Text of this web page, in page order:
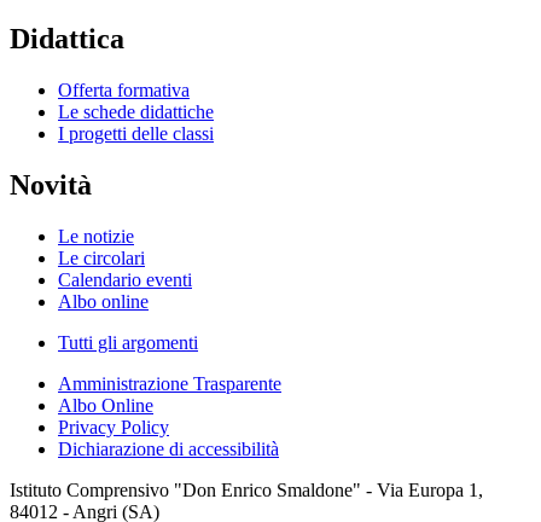
Didattica
Offerta formativa
Le schede didattiche
I progetti delle classi
Novità
Le notizie
Le circolari
Calendario eventi
Albo online
Tutti gli argomenti
Amministrazione Trasparente
Albo Online
Privacy Policy
Dichiarazione di accessibilità
Istituto Comprensivo "Don Enrico Smaldone" - Via Europa 1,
84012 - Angri (SA)